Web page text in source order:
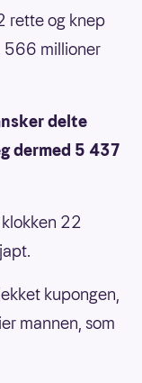
rette og knep
566 millioner
delte
dermed 5 437
22
kupongen,
mannen, som